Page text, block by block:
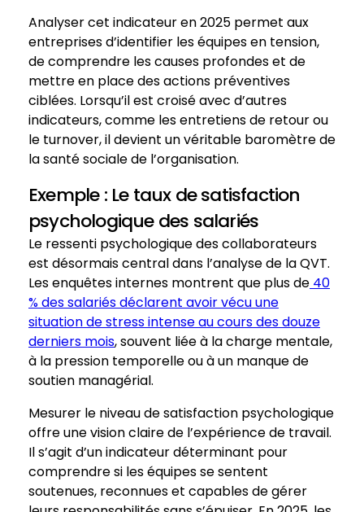
Analyser cet indicateur en 2025 permet aux
entreprises d’identifier les équipes en tension,
de comprendre les causes profondes et de
mettre en place des actions préventives
ciblées. Lorsqu’il est croisé avec d’autres
indicateurs, comme les entretiens de retour ou
le turnover, il devient un véritable baromètre de
la santé sociale de l’organisation.
Exemple : Le taux de satisfaction
psychologique des salariés
Le ressenti psychologique des collaborateurs
est désormais central dans l’analyse de la QVT.
Les enquêtes internes montrent que plus de 40
% des salariés déclarent avoir vécu une
situation de stress intense au cours des douze
derniers mois, souvent liée à la charge mentale,
à la pression temporelle ou à un manque de
soutien managérial.
Mesurer le niveau de satisfaction psychologique
offre une vision claire de l’expérience de travail.
Il s’agit d’un indicateur déterminant pour
comprendre si les équipes se sentent
soutenues, reconnues et capables de gérer